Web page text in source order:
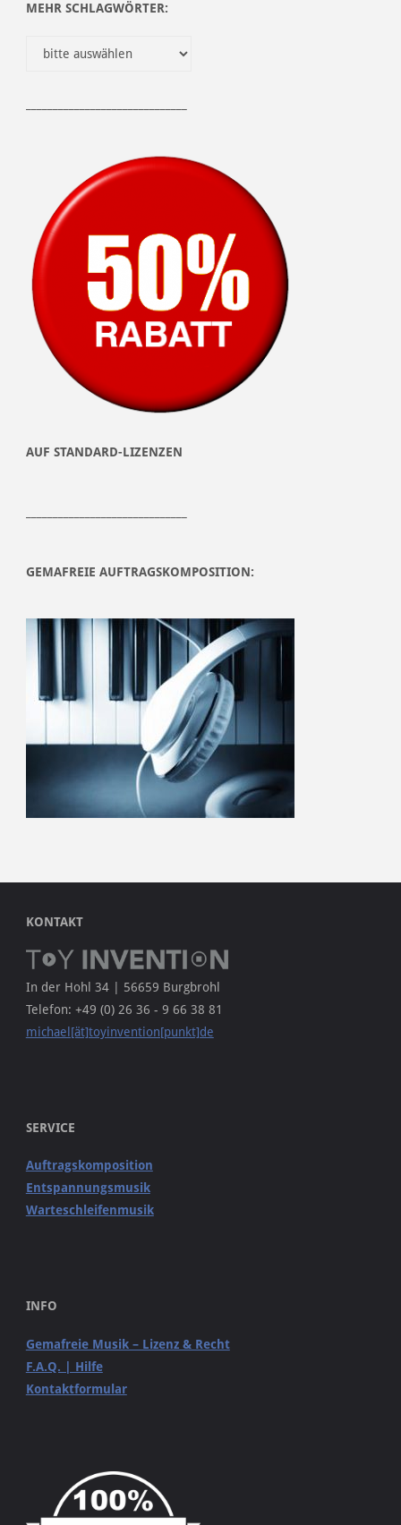
MEHR SCHLAGWÖRTER:
AUF STANDARD-LIZENZEN
GEMAFREIE AUFTRAGSKOMPOSITION:
KONTAKT
In der Hohl 34 | 56659 Burgbrohl
Telefon: +49 (0) 26 36 - 9 66 38 81
michael[ät]toyinvention[punkt]de
SERVICE
Auftragskomposition
Entspannungsmusik
Warteschleifenmusik
INFO
Gemafreie Musik – Lizenz & Recht
F.A.Q. | Hilfe
Kontaktformular